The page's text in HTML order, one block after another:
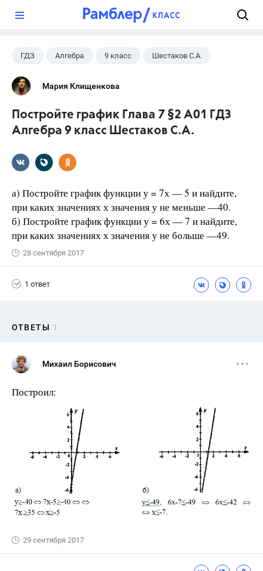
ГДЗ Алгебра 9 класс Шестаков С.А.
Мария Клищенкова
Постройте график Глава 7 §2 А01 ГДЗ
Алгебра 9 класс Шестаков С.А.
а) Постройте график функции у = 7х — 5 и найдите,
при каких значениях х значения у не меньше —40.
б) Постройте график функции у = 6х — 7 и найдите,
при каких значениях х значения у не больше —49.
28 сентября 2017
1 ответ
ОТВЕТЫ 1
Михаил Борисович
Построил:
29 сентября 2017